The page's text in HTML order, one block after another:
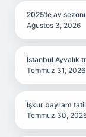
2025’te av
Ağustos 3, 2026
İstanbul Ayvalık
Temmuz 31, 2026
İşkur bayram
Temmuz 30,